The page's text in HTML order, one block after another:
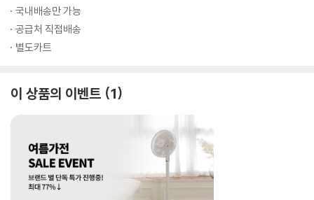
국내배송만 가능
공급처 직접배송
별도카트
이 상품의 이벤트 1